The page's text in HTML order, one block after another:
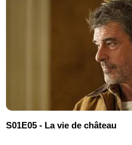
S01E05 - La vie de château